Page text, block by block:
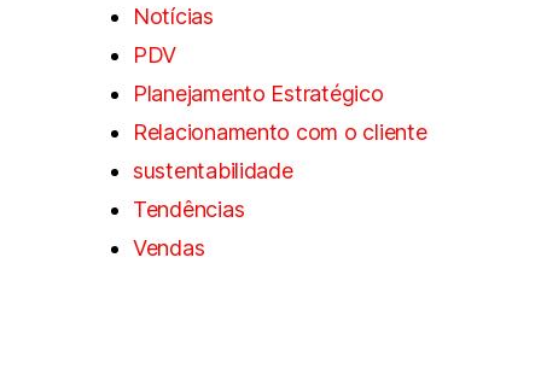
Notícias
PDV
Planejamento Estratégico
Relacionamento com o cliente
sustentabilidade
Tendências
Vendas